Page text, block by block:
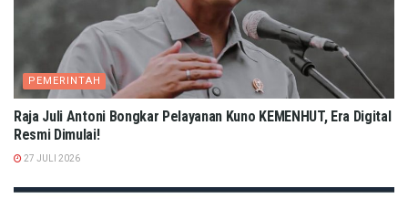
PEMERINTAH
Raja Juli Antoni Bongkar Pelayanan Kuno KEMENHUT, Era Digital
Resmi Dimulai!
27 JULI 2026